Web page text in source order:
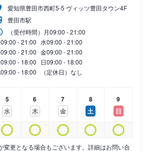
愛知県豊田市西町5-5 ヴィッツ豊田タウン4F
豊田市駅
（受付時間） 月09:00 - 21:00
09:00 - 21:00 水09:00 - 21:00
09:00 - 21:00 金09:00 - 21:00
09:00 - 18:00 日09:00 - 18:00
09:00 - 18:00 （定休日）なし
5
水
6
木
7
金
8
土
9
日
変更となる場合もございます。詳細はお問い合